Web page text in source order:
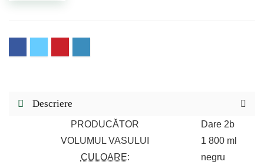
Tank
Descriere
PRODUCĂTOR
Dare 2b
VOLUMUL VASULUI
1 800 ml
CULOARE:
negru